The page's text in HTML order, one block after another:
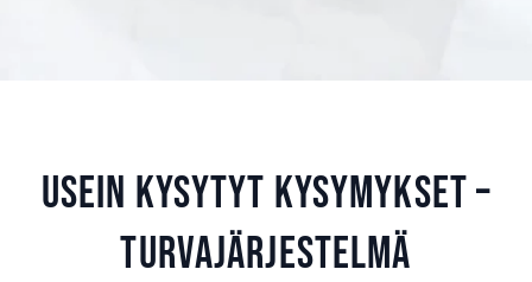
Usein kysytyt kysymykset –
Turvajärjestelmä